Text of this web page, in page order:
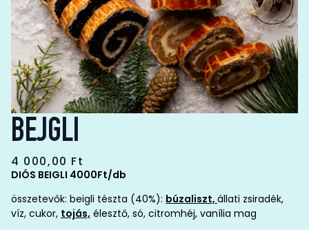
BEJGLI
4 000,00 Ft
DIÓS BEIGLI 4000Ft/db
összetevők: beigli tészta (40%): búzaliszt, állati zsiradék,
víz, cukor, tojás, élesztő, só, citromhéj, vanília mag